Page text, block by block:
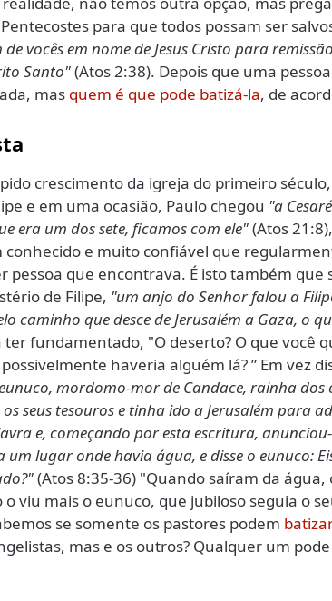
para que todos possam ser
vocês em nome de Jesus Cristo para
Santo"(Atos 2:38). Depois que uma
mas quem é que pode batizá-la, de
crescimento da igreja do primeiro
e em uma ocasião, Paulo chegou "a
era um dos sete, ficamos com ele"(Atos
conhecido e muito confiável que
pessoa que encontrava. É isto também que
de Filipe, "um anjo do Senhor falou a
caminho que desce de Jerusalém a Gaza, o
ter fundamentado, "O deserto? O que você
haveria alguém lá? ” Em vez
mordomo-mor de Candace, rainha dos
seus tesouros e tinha ido a Jerusalém para
e, começando por esta escritura, anunciou-
lugar onde havia água, e disse o eunuco:
(Atos 8:35-36) "Quando saíram da água,
viu mais o eunuco, que jubiloso seguia o
se somente os pastores podem
mas e os outros? Qualquer um